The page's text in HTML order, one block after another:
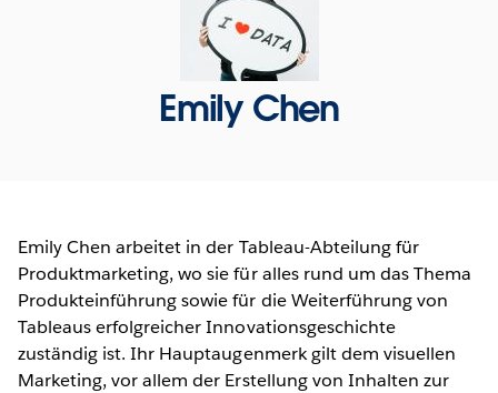
Emily Chen
Emily Chen arbeitet in der Tableau-Abteilung für
Produktmarketing, wo sie für alles rund um das Thema
Produkteinführung sowie für die Weiterführung von
Tableaus erfolgreicher Innovationsgeschichte
zuständig ist. Ihr Hauptaugenmerk gilt dem visuellen
Marketing, vor allem der Erstellung von Inhalten zur